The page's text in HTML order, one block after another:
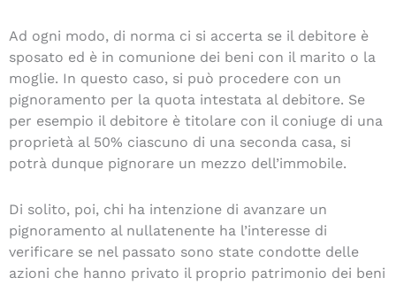
Ad ogni modo, di norma ci si accerta se il debitore è
sposato ed è in comunione dei beni con il marito o la
moglie. In questo caso, si può procedere con un
pignoramento per la quota intestata al debitore. Se
per esempio il debitore è titolare con il coniuge di una
proprietà al 50% ciascuno di una seconda casa, si
potrà dunque pignorare un mezzo dell’immobile.
Di solito, poi, chi ha intenzione di avanzare un
pignoramento al nullatenente ha l’interesse di
verificare se nel passato sono state condotte delle
azioni che hanno privato il proprio patrimonio dei beni